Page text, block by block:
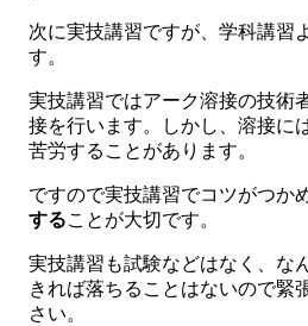
次に実技講習ですが、学科講習
す。
実技講習ではアーク溶接の技術
接を行います。しかし、溶接に
苦労することがあります。
ですので実技講習でコツがつか
することが大切です。
実技講習も試験などはなく、な
きれば落ちることはないので緊
さい。